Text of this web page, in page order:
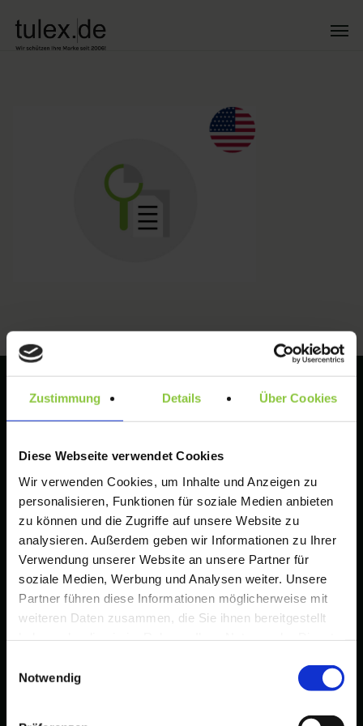
Zustimmung Details Über Cookies
Diese Webseite verwendet Cookies
Wir verwenden Cookies, um Inhalte und Anzeigen zu
personalisieren, Funktionen für soziale Medien anbieten
zu können und die Zugriffe auf unsere Website zu
analysieren. Außerdem geben wir Informationen zu Ihrer
Verwendung unserer Website an unsere Partner für
soziale Medien, Werbung und Analysen weiter. Unsere
Partner führen diese Informationen möglicherweise mit
weiteren Daten zusammen, die Sie ihnen bereitgestellt
Notwendig
Haben Sie Fragen?+49 30 33 00 79 16 Mo – Fr: 10 –
Tips zur Gestaltung einer Wort-/Bildmarke
Amazon Brand Registry – Voraussetzungen, Vorteile
und rechtliche Anforderungen für Markeninhaber
Wenn Marken zu ähnlich sind: So prüfen Sie das Risiko
vor Anmeldung und Launch (DE & EU)
Schritte zur erfolgreichen Markenanmeldung in